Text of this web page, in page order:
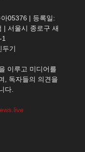
05376 | 등록일:
| 서울시 종로구 새
두기
이루고 미디어를
, 독자들의 의견을
다.